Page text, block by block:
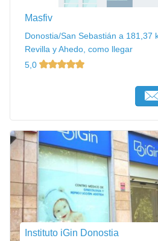
Masfiv
Donostia/San Sebastián a 181,37
Revilla y Ahedo, como llegar
5,0
Instituto iGin Donostia